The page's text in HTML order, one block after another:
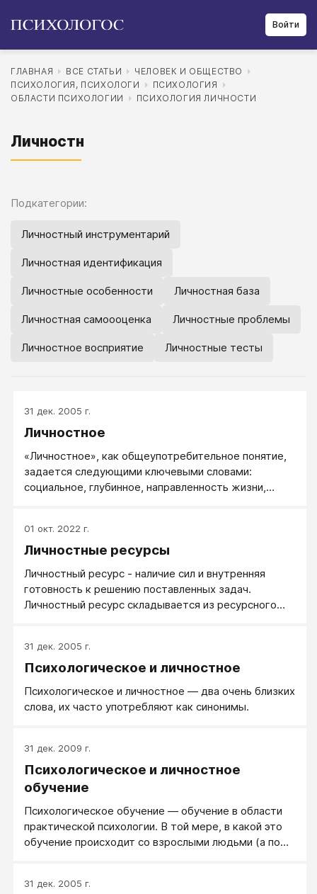
Войти
ГЛАВНАЯ ВСЕ СТАТЬИ
ЧЕЛОВЕК И ОБЩЕСТВО
ПСИХОЛОГИЯ, ПСИХОЛОГИ
ПСИХОЛОГИЯ
ОБЛАСТИ ПСИХОЛОГИИ
ПСИХОЛОГИЯ ЛИЧНОСТИ
Личностн
Подкатегории:
Личностный инструментарий
Личностная идентификация
Личностные особенности Личностная база
Личностная самоооценка Личностные проблемы
Личностное восприятие Личностные тесты
31 дек. 2005 г.
Личностное
«Личностное», как общеупотребительное понятие,
задается следующими ключевыми словами:
социальное, глубинное, направленность жизни,
01 окт. 2022 г.
Личностные ресурсы
Личностный ресурс - наличие сил и внутренняя
готовность к решению поставленных задач.
Личностный ресурс складывается из ресурсного
Человек может быть усталым и физически, и
душевно, но держать себя в ресурсе ровно потому,
нужно. Так поступают сильные люди.
31 дек. 2005 г.
Психологическое и личностное
Психологическое и личностное — два очень близких
слова, их часто употребляют как синонимы.
31 дек. 2009 г.
Психологическое и личностное
обучение
Психологическое обучение — обучение в области
практической психологии. В той мере, в какой это
обучение происходит со взрослыми людьми (а по
31 дек. 2005 г.